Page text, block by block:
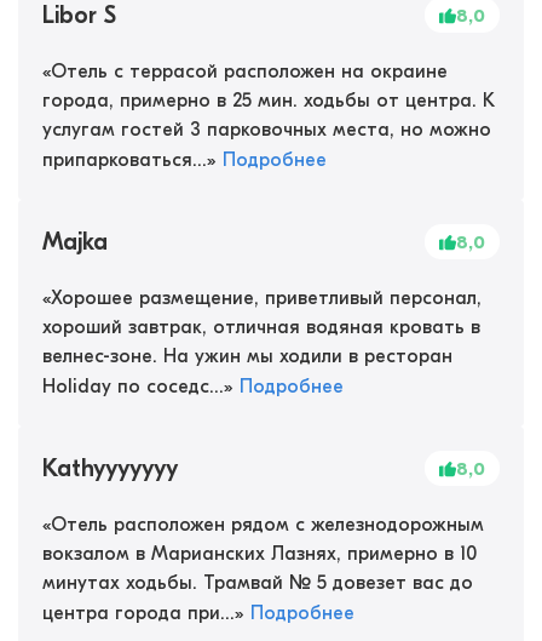
Libor S 8,0
«Отель с террасой расположен на окраине
города, примерно в 25 мин. ходьбы от центра. К
услугам гостей 3 парковочных места, но можно
припарковаться...» Подробнее
Majka 8,0
«Хорошее размещение, приветливый персонал,
хороший завтрак, отличная водяная кровать в
велнес-зоне. На ужин мы ходили в ресторан
Holiday по соседс...» Подробнее
Kathyyyyyyy 8,0
«Отель расположен рядом с железнодорожным
вокзалом в Марианских Лазнях, примерно в 10
минутах ходьбы. Трамвай № 5 довезет вас до
центра города при...» Подробнее